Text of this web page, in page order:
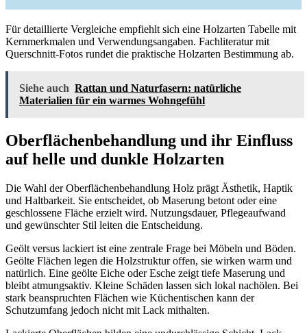
Für detaillierte Vergleiche empfiehlt sich eine Holzarten Tabelle mit
Kernmerkmalen und Verwendungsangaben. Fachliteratur mit
Querschnitt-Fotos rundet die praktische Holzarten Bestimmung ab.
Siehe auch Rattan und Naturfasern: natürliche
Materialien für ein warmes Wohngefühl
Oberflächenbehandlung und ihr Einfluss
auf helle und dunkle Holzarten
Die Wahl der Oberflächenbehandlung Holz prägt Ästhetik, Haptik
und Haltbarkeit. Sie entscheidet, ob Maserung betont oder eine
geschlossene Fläche erzielt wird. Nutzungsdauer, Pflegeaufwand
und gewünschter Stil leiten die Entscheidung.
Geölt versus lackiert ist eine zentrale Frage bei Möbeln und Böden.
Geölte Flächen legen die Holzstruktur offen, sie wirken warm und
natürlich. Eine geölte Eiche oder Esche zeigt tiefe Maserung und
bleibt atmungsaktiv. Kleine Schäden lassen sich lokal nachölen. Bei
stark beanspruchten Flächen wie Küchentischen kann der
Schutzumfang jedoch nicht mit Lack mithalten.